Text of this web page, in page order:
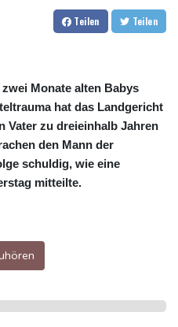
stellt sich hinter Infantino
Teilen Teilen
Monate alten Babys
hat das Landgericht
Vater zu dreieinhalb Jahren
den Mann der
schuldig, wie eine
mitteilte.